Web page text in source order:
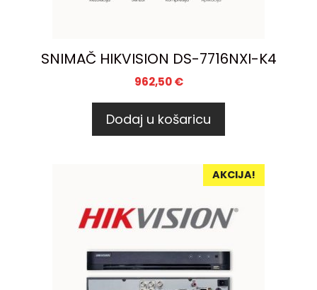
SNIMAČ HIKVISION DS-7716NXI-K4
962,50€
Dodaj u košaricu
AKCIJA!